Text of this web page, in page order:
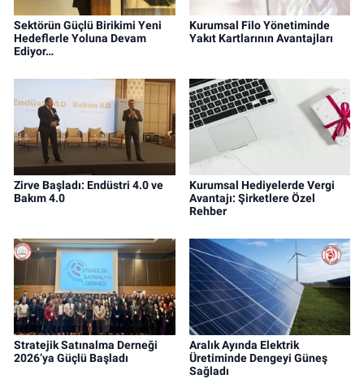
Sektörün Güçlü Birikimi Yeni
Hedeflerle Yoluna Devam
Ediyor…
Kurumsal Filo Yönetiminde
Yakıt Kartlarının Avantajları
Zirve Başladı: Endüstri 4.0 ve
Bakım 4.0
Kurumsal Hediyelerde Vergi
Avantajı: Şirketlere Özel
Rehber
Stratejik Satınalma Derneği
2026’ya Güçlü Başladı
Aralık Ayında Elektrik
Üretiminde Dengeyi Güneş
Sağladı